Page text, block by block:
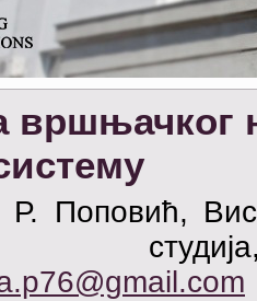
вршњачког
Поповић,